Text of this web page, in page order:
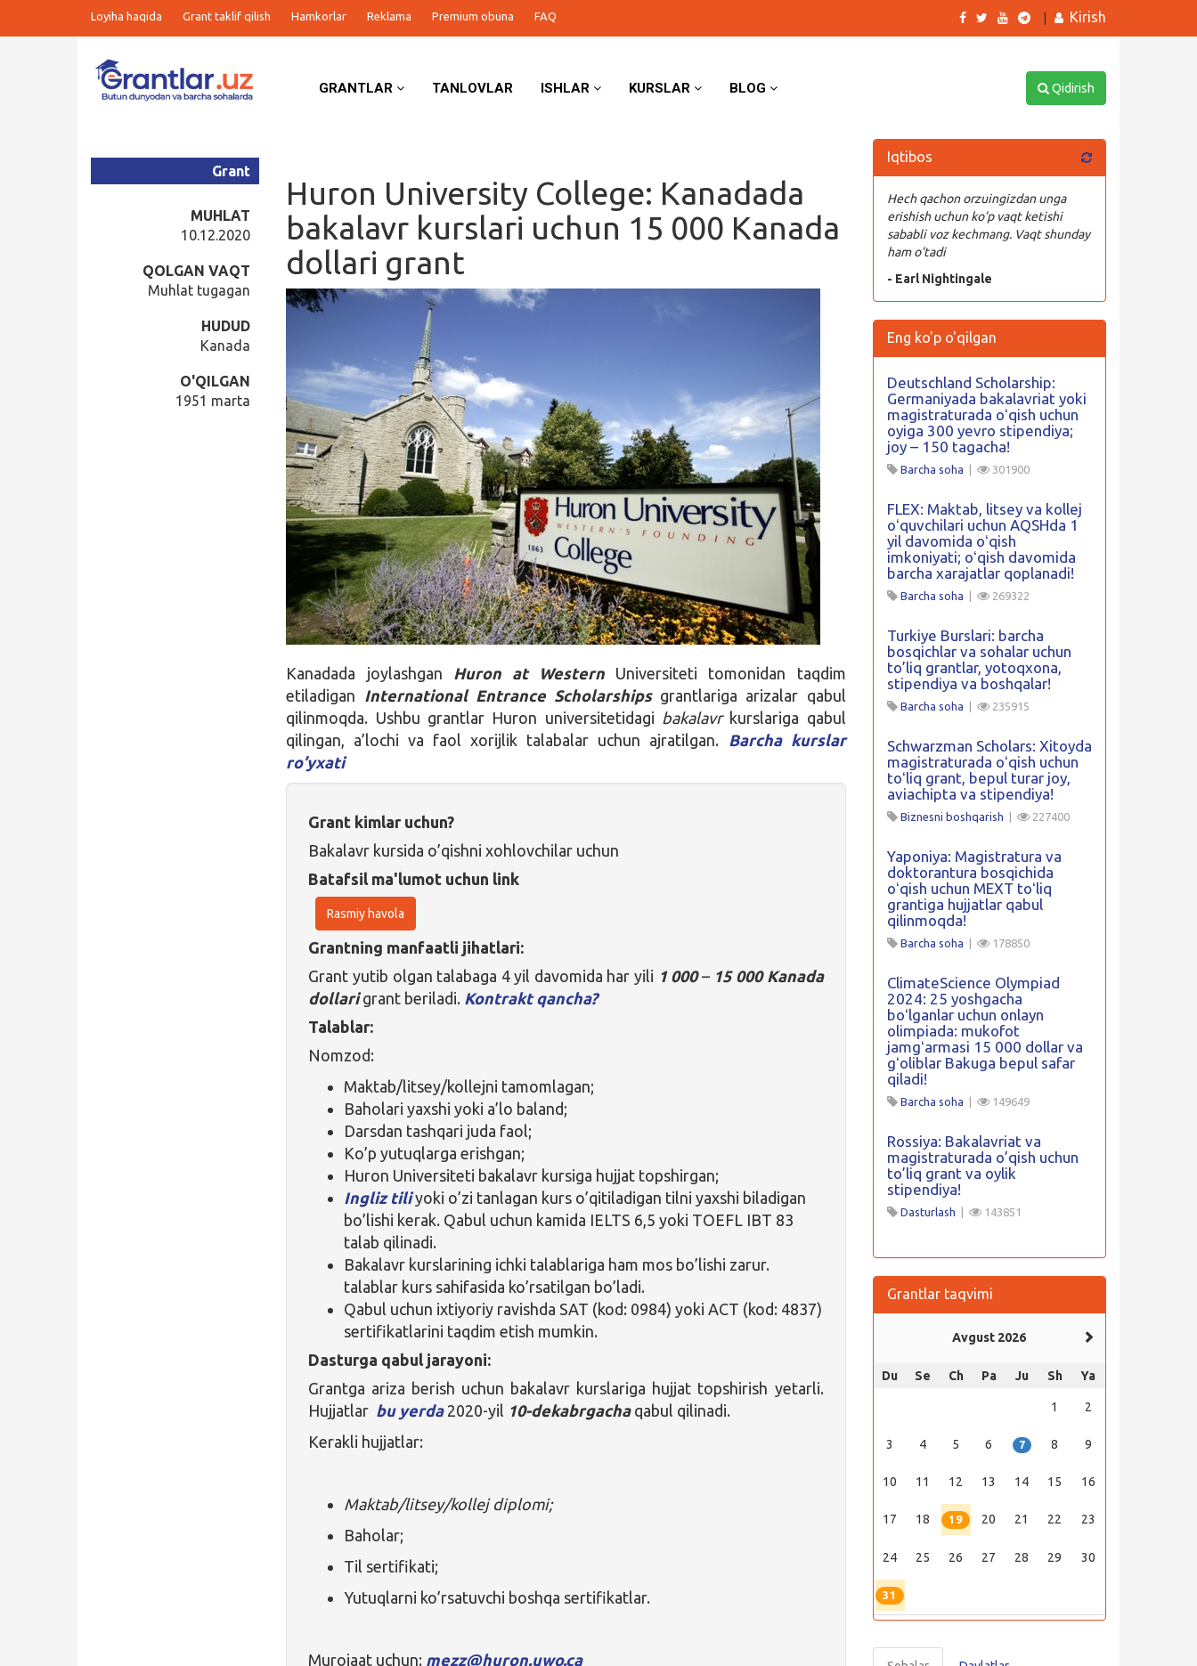
Loyiha haqida Grant taklif qilish Hamkorlar Reklama Premium obuna FAQ Kirish
GRANTLAR TANLOVLAR ISHLAR KURSLAR BLOG Qidirish
Huron University College: Kanadada
bakalavr kurslari uchun 15 000 Kanada
dollari grant
Grant
MUHLAT
10.12.2020
QOLGAN VAQT
Muhlat tugagan
HUDUD
Kanada
O'QILGAN
1951 marta
Kanadada joylashgan Huron at Western Universiteti tomonidan taqdim
etiladigan International Entrance Scholarshipsgrantlariga arizalar qabul
qilinmoqda. Ushbu grantlar Huron universitetidagi bakalavrkurslariga qabul
qilingan, a’lochi va faol xorijlik talabalar uchun ajratilgan. Barcha kurslar
ro’yxati
Grant kimlar uchun?
Bakalavr kursida o’qishni xohlovchilar uchun
Batafsil ma'lumot uchun link
Rasmiy havola
Grantning manfaatli jihatlari:
Grant yutib olgan talabaga 4 yil davomida har yili 1 000– 15 000 Kanada
dollarigrant beriladi. Kontrakt qancha?
Talablar:
Nomzod:
Maktab/litsey/kollejni tamomlagan;
Baholari yaxshi yoki a’lo baland;
Darsdan tashqari juda faol;
Ko’p yutuqlarga erishgan;
Huron Universiteti bakalavr kursiga hujjat topshirgan;
Ingliz tiliyoki o’zi tanlagan kurs o’qitiladigan tilni yaxshi biladigan
bo’lishi kerak. Qabul uchun kamida IELTS 6,5 yoki TOEFL IBT 83
talab qilinadi.
Bakalavr kurslarining ichki talablariga ham mos bo’lishi zarur.
talablar kurs sahifasida ko’rsatilgan bo’ladi.
Qabul uchun ixtiyoriy ravishda SAT (kod: 0984) yoki ACT (kod: 4837)
sertifikatlarini taqdim etish mumkin.
Dasturga qabul jarayoni:
Grantga ariza berish uchun bakalavr kurslariga hujjat topshirish yetarli.
Hujjatlar bu yerda2020-yil 10-dekabrgacha qabul qilinadi.
Kerakli hujjatlar:
Maktab/litsey/kollej diplomi;
Baholar;
Til sertifikati;
Yutuqlarni ko’rsatuvchi boshqa sertifikatlar.
Murojaat uchun: mezz@huron.uwo.ca
Iqtibos
Hech qachon orzuingizdan unga
erishish uchun ko’p vaqt ketishi
sababli voz kechmang. Vaqt shunday
ham o’tadi
- Earl Nightingale
Eng ko'p o'qilgan
Deutschland Scholarship:
Germaniyada bakalavriat yoki
magistraturada oʻqish uchun
oyiga 300 yevro stipendiya;
joy – 150 tagacha!
Barcha soha 301900
FLEX: Maktab, litsey va kollej
oʻquvchilari uchun AQSHda 1
yil davomida oʻqish
imkoniyati; oʻqish davomida
barcha xarajatlar qoplanadi!
Barcha soha 269322
Turkiye Burslari: barcha
bosqichlar va sohalar uchun
to’liq grantlar, yotoqxona,
stipendiya va boshqalar!
Barcha soha 235915
Schwarzman Scholars: Xitoyda
magistraturada oʻqish uchun
toʻliq grant, bepul turar joy,
aviachipta va stipendiya!
Biznesni boshqarish 227400
Yaponiya: Magistratura va
doktorantura bosqichida
oʻqish uchun MEXT toʻliq
grantiga hujjatlar qabul
qilinmoqda!
Barcha soha 178850
ClimateScience Olympiad
2024: 25 yoshgacha
boʻlganlar uchun onlayn
olimpiada: mukofot
jamgʻarmasi 15 000 dollar va
gʻoliblar Bakuga bepul safar
qiladi!
Barcha soha 149649
Rossiya: Bakalavriat va
magistraturada o’qish uchun
to’liq grant va oylik
stipendiya!
Dasturlash 143851
Grantlar taqvimi
Avgust 2026
Du Se Ch Pa Ju Sh Ya
1 2
3 4 5 6 7 8 9
10 11 12 13 14 15 16
17 18 19 20 21 22 23
24 25 26 27 28 29 30
31